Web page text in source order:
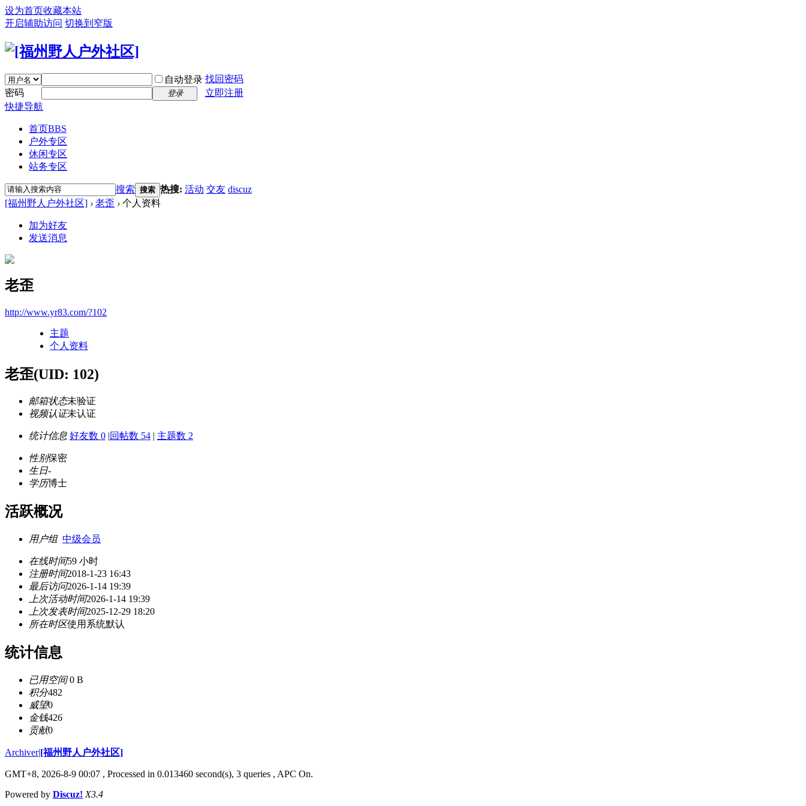
设为首页收藏本站
开启辅助访问 切换到窄版
自动登录 找回密码
密码
登录
立即注册
快捷导航
首页BBS
户外专区
休闲专区
站务专区
搜索 搜索 热搜: 活动 交友 discuz
[福州野人户外社区] › 老歪 › 个人资料
加为好友
发送消息
老歪
http://www.yr83.com/?102
主题
个人资料
老歪(UID: 102)
邮箱状态未验证
视频认证未认证
统计信息 好友数 0 |回帖数 54 | 主题数 2
性别保密
生日-
学历博士
活跃概况
用户组 中级会员
在线时间59 小时
注册时间2018-1-23 16:43
最后访问2026-1-14 19:39
上次活动时间2026-1-14 19:39
上次发表时间2025-12-29 18:20
所在时区使用系统默认
统计信息
已用空间0 B
积分482
威望0
金钱426
贡献0
Archiver|[福州野人户外社区]
GMT+8, 2026-8-9 00:07 , Processed in 0.013460 second(s), 3 queries , APC On.
Powered by Discuz! X3.4